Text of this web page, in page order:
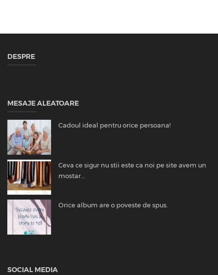
DESPRE
MESAJE ALEATOARE
Cadoul ideal pentru orice persoana!
Ceva ce sigur nu stii este ca noi pe site avem un
mostar...
Orice album are o poveste de spus.
SOCIAL MEDIA